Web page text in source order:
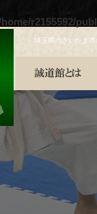
r2155592/
埼玉県のさいたま